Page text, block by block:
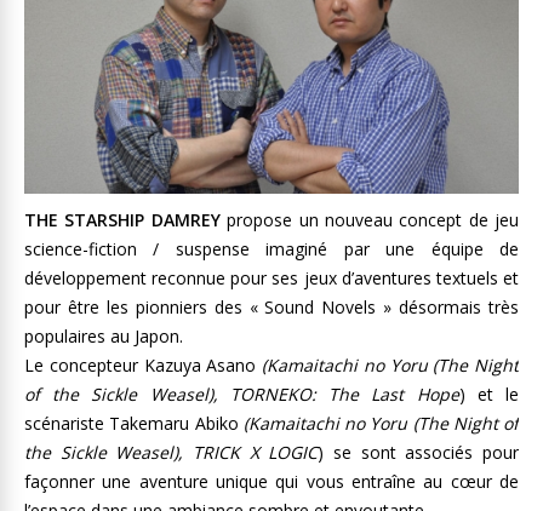
THE STARSHIP DAMREYpropose un nouveau concept de jeu
science-fiction / suspense imaginé par une équipe de
développement reconnue pour ses jeux d’aventures textuels et
pour être les pionniers des « Sound Novels » désormais très
populaires au Japon.
Le concepteur Kazuya Asano (Kamaitachi no Yoru (The Night
of the Sickle Weasel),
TORNEKO: The Last Hope) et le
scénariste Takemaru Abiko (Kamaitachi no Yoru (The Night of
the Sickle Weasel), TRICK X LOGIC) se sont associés pour
façonner une aventure unique qui vous entraîne au cœur de